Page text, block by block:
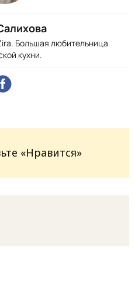
Большая любительница
кухни.
«Нравится»